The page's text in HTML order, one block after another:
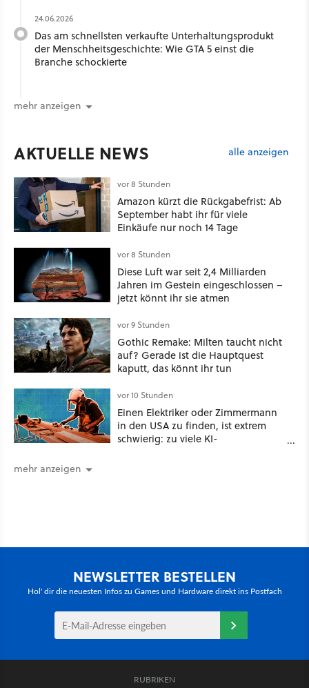
24.06.2026
Das am schnellsten verkaufte Unterhaltungsprodukt
der Menschheitsgeschichte: Wie GTA 5 einst die
Branche schockierte
mehr anzeigen
AKTUELLE NEWS alle anzeigen
vor 8 Stunden
Amazon kürzt die Rückgabefrist: Ab
September habt ihr für viele
Einkäufe nur noch 14 Tage
vor 8 Stunden
Diese Luft war seit 2,4 Milliarden
Jahren im Gestein eingeschlossen –
jetzt könnt ihr sie atmen
vor 9 Stunden
Gothic Remake: Milten taucht nicht
auf? Gerade ist die Hauptquest
kaputt, das könnt ihr tun
vor 10 Stunden
Einen Elektriker oder Zimmermann
in den USA zu finden, ist extrem
schwierig: zu viele KI-
mehr anzeigen
NEWSLETTER BESTELLEN
Hol' dir die neuesten Infos zu Games und Hardware direkt ins Postfach
RUBRIKEN